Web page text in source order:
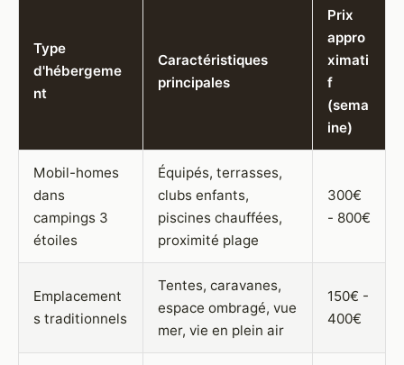
Type
d'hébergeme
nt
Caractéristiques
principales
Prix
appro
ximati
f
(sema
ine)
Mobil-homes
dans
campings 3
étoiles
Équipés, terrasses,
clubs enfants,
piscines chauffées,
proximité plage
300€
- 800€
Emplacement
s traditionnels
Tentes, caravanes,
espace ombragé, vue
mer, vie en plein air
150€ -
400€